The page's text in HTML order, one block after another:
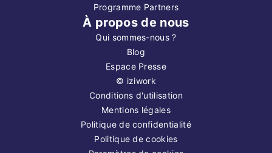
Programme Partners
À propos de nous
Qui sommes-nous ?
Blog
Espace Presse
© iziwork
Conditions d'utilisation
Mentions légales
Politique de confidentialité
Politique de cookies